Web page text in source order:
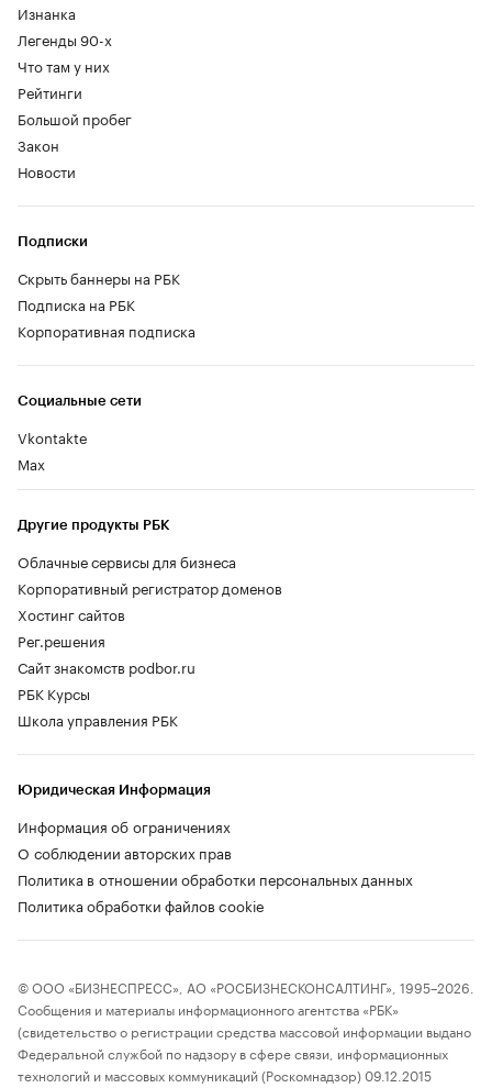
Изнанка
Легенды 90-х
Что там у них
Рейтинги
Большой пробег
Закон
Новости
Социальные сети
Vkontakte
Max
Другие продукты РБК
Облачные сервисы для бизнеса
Корпоративный регистратор доменов
Хостинг сайтов
Рег.решения
Сайт знакомств podbor.ru
РБК Курсы
Школа управления РБК
Подписки
Скрыть баннеры на РБК
Подписка на РБК
Корпоративная подписка
Юридическая Информация
Информация об ограничениях
О соблюдении авторских прав
Политика в отношении обработки персональных данных
Политика обработки файлов cookie
© ООО «БИЗНЕСПРЕСС», АО «РОСБИЗНЕСКОНСАЛТИНГ», 1995–2026.
Сообщения и материалы информационного агентства «РБК»
(свидетельство о регистрации средства массовой информации выдано
Федеральной службой по надзору в сфере связи, информационных
технологий и массовых коммуникаций (Роскомнадзор) 09.12.2015